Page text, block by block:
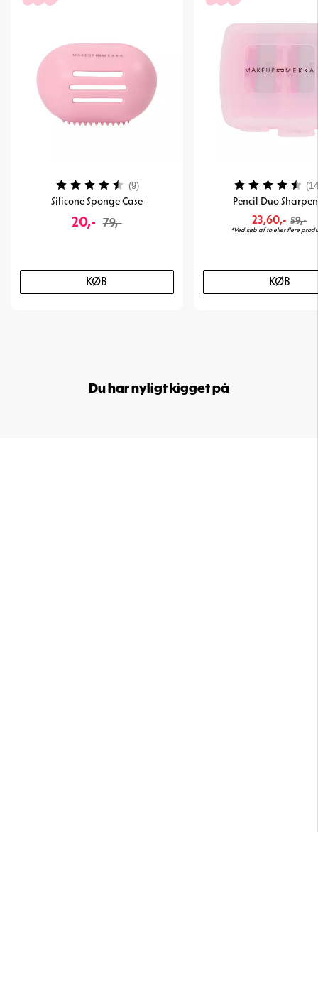
Silicone Sponge Case
20,- 79,-
KØB
Vurdering: (9)4.3 ud af 5 stjerner
Pencil Duo
23,60,- 59,-
*Ved køb af to eller flere
KØB
Vurdering:
Du har nyligt kigget på